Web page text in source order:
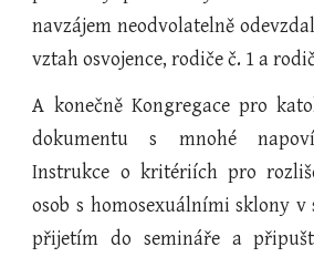
navzájem neodvolatelně
vztah osvojence, rodiče č. 1 a
A konečně Kongregace pro
dokumentu s mnohé
Instrukce o kritériích pro
osob s homosexuálními sklony v
přijetím do semináře a